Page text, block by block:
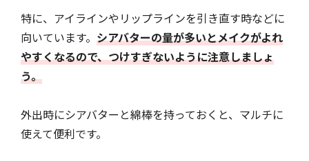
特に、アイラインやリップラインを引き直す時などに
向いています。 シアバターの量が多いとメイクがよれ
やすくなるので、つけすぎないように注意しましょ
う。
外出時にシアバターと綿棒を持っておくと、マルチに
使えて便利です。